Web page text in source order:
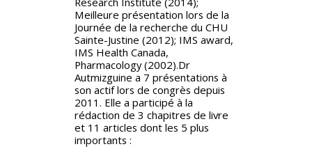
Meilleure présentation lors de la
Journée de la recherche du CHU
Sainte-Justine (2012); IMS award,
IMS Health Canada,
Pharmacology (2002).Dr
Autmizguine a 7 présentations à
son actif lors de congrès depuis
2011. Elle a participé à la
rédaction de 3 chapitres de livre
et 11 articles dont les 5 plus
importants :